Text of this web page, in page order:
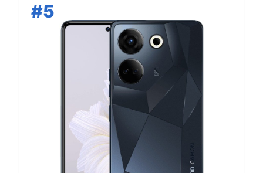
#5